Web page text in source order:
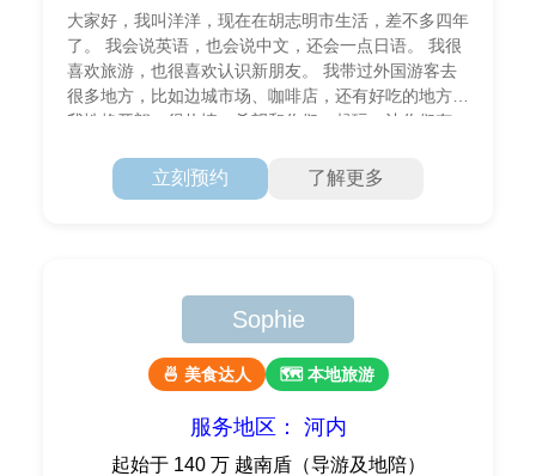
大家好，我叫洋洋，现在在胡志明市生活，差不多四年
了。 我会说英语，也会说中文，还会一点日语。 我很
喜欢旅游，也很喜欢认识新朋友。 我带过外国游客去
很多地方，比如边城市场、咖啡店，还有好吃的地方。
我性格开朗，很热情，希望和你们一起玩，让你们有一
立刻预约 了解更多
Sophie
🍜 美食达人 🗺 本地旅游
服务地区： 河内
起始于 140 万 越南盾（导游及地陪）